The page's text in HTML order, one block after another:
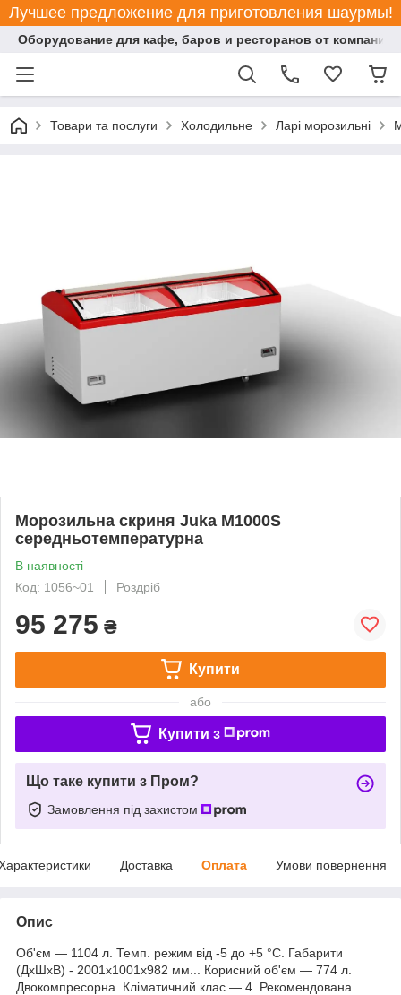
Лучшее предложение для приготовления шаурмы!
Оборудование для кафе, баров и ресторанов от компании
Товари та послуги Холодильне Ларі морозильні
Морозильна скриня Juka M1000S
середньотемпературна
В наявності
Код: 1056~01
Роздріб
95 275 ₴
Купити
або
Купити з
Що таке купити з Пром?
Замовлення під захистом
Доставка Оплата Умови повернення
Опис
Об'єм — 1104 л. Темп. режим від -5 до +5 °C. Габарити
(ДхШхВ) - 2001x1001x982 мм... Корисний об'єм — 774 л.
Двокомпресорна. Кліматичний клас — 4. Рекомендована